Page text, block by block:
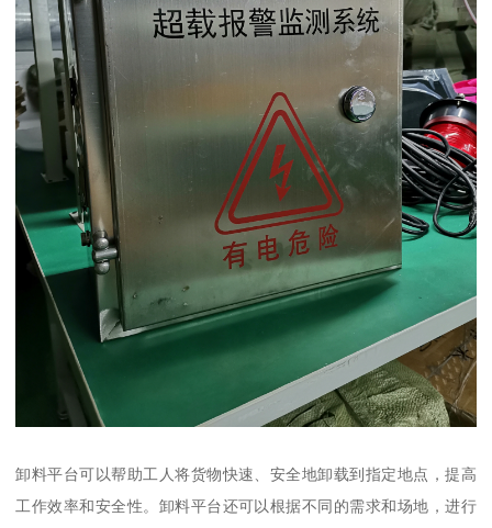
卸料平台可以帮助工人将货物快速、安全地卸载到指定地点，提高
工作效率和安全性。卸料平台还可以根据不同的需求和场地，进行